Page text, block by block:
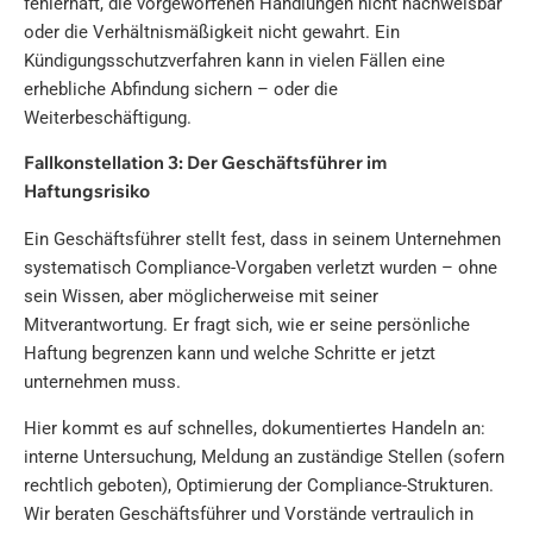
oder die Verhältnismäßigkeit nicht gewahrt. Ein
Kündigungsschutzverfahren kann in vielen Fällen eine
erhebliche Abfindung sichern – oder die
Weiterbeschäftigung.
Fallkonstellation 3: Der Geschäftsführer im
Haftungsrisiko
Ein Geschäftsführer stellt fest, dass in seinem Unternehmen
systematisch Compliance-Vorgaben verletzt wurden – ohne
sein Wissen, aber möglicherweise mit seiner
Mitverantwortung. Er fragt sich, wie er seine persönliche
Haftung begrenzen kann und welche Schritte er jetzt
unternehmen muss.
Hier kommt es auf schnelles, dokumentiertes Handeln an:
interne Untersuchung, Meldung an zuständige Stellen (sofern
rechtlich geboten), Optimierung der Compliance-Strukturen.
Wir beraten Geschäftsführer und Vorstände vertraulich in